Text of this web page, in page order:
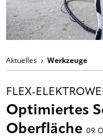
Aktuelles Werkzeuge
FLEX-
Optimiertes
Oberfläche 09.